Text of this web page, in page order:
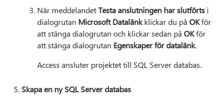
När meddelandetTesta anslutningen har slutförts i
dialogrutan Microsoft Datalänkklickar du på OKför
att stänga dialogrutan och klickar sedan på OKför
att stänga dialogrutan Egenskaper för datalänk.
Access ansluter projektet till SQL Server databas.
Skapa en ny SQL Server databas